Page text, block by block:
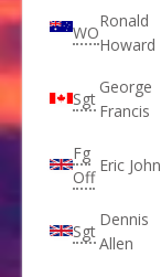
WO
Ronald
Howard
Sgt
George
Francis
Fg
Off
Eric John
Sgt
Dennis
Allen